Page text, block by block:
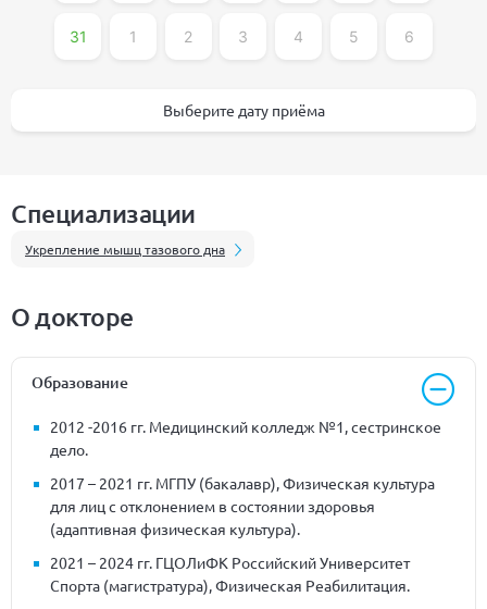
31 1 2 3 4 5 6
Выберите дату приёма
Специализации
Укрепление мышц тазового дна
О докторе
Образование
2012 -2016 гг. Медицинский колледж №1, сестринское
дело.
2017 – 2021 гг. МГПУ (бакалавр), Физическая культура
для лиц с отклонением в состоянии здоровья
(адаптивная физическая культура).
2021 – 2024 гг. ГЦОЛиФК Российский Университет
Спорта (магистратура), Физическая Реабилитация.